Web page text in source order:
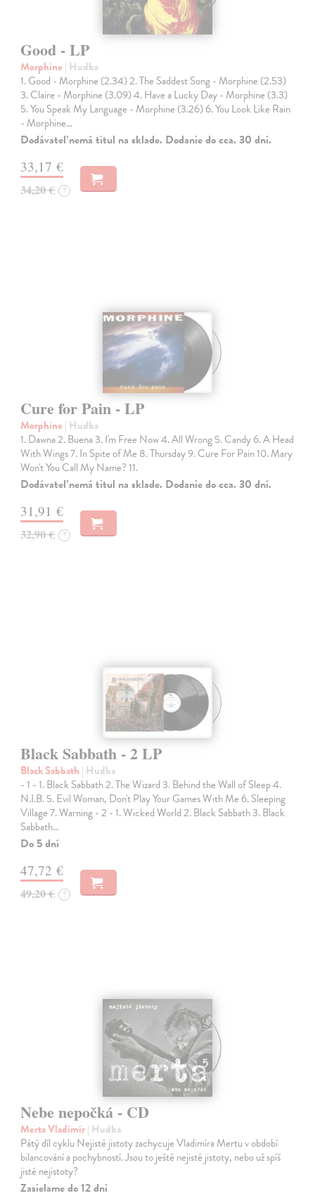
Good - LP
Morphine | Hudba
1. Good - Morphine (2.34) 2. The Saddest Song - Morphine (2.53)
3. Claire - Morphine (3.09) 4. Have a Lucky Day - Morphine (3.3)
5. You Speak My Language - Morphine (3.26) 6. You Look Like Rain
- Morphine…
Dodávateľ nemá titul na sklade. Dodanie do cca. 30 dní.
33,17 €
34,20 € ?
Cure for Pain - LP
Morphine | Hudba
1. Dawna 2. Buena 3. I'm Free Now 4. All Wrong 5. Candy 6. A Head
With Wings 7. In Spite of Me 8. Thursday 9. Cure For Pain 10. Mary
Won't You Call My Name? 11.
Dodávateľ nemá titul na sklade. Dodanie do cca. 30 dní.
31,91 €
32,90 € ?
Black Sabbath - 2 LP
Black Sabbath | Hudba
- 1 - 1. Black Sabbath 2. The Wizard 3. Behind the Wall of Sleep 4.
N.I.B. 5. Evil Woman, Don't Play Your Games With Me 6. Sleeping
Village 7. Warning - 2 - 1. Wicked World 2. Black Sabbath 3. Black
Sabbath…
Do 5 dní
47,72 €
49,20 € ?
Nebe nepočká - CD
Merta Vladimír| Hudba
Pátý díl cyklu Nejisté jistoty zachycuje Vladimíra Mertu v období
bilancování a pochybností. Jsou to ještě nejisté jistoty, nebo už spíš
jisté nejistoty?
Zasielame do 12 dní